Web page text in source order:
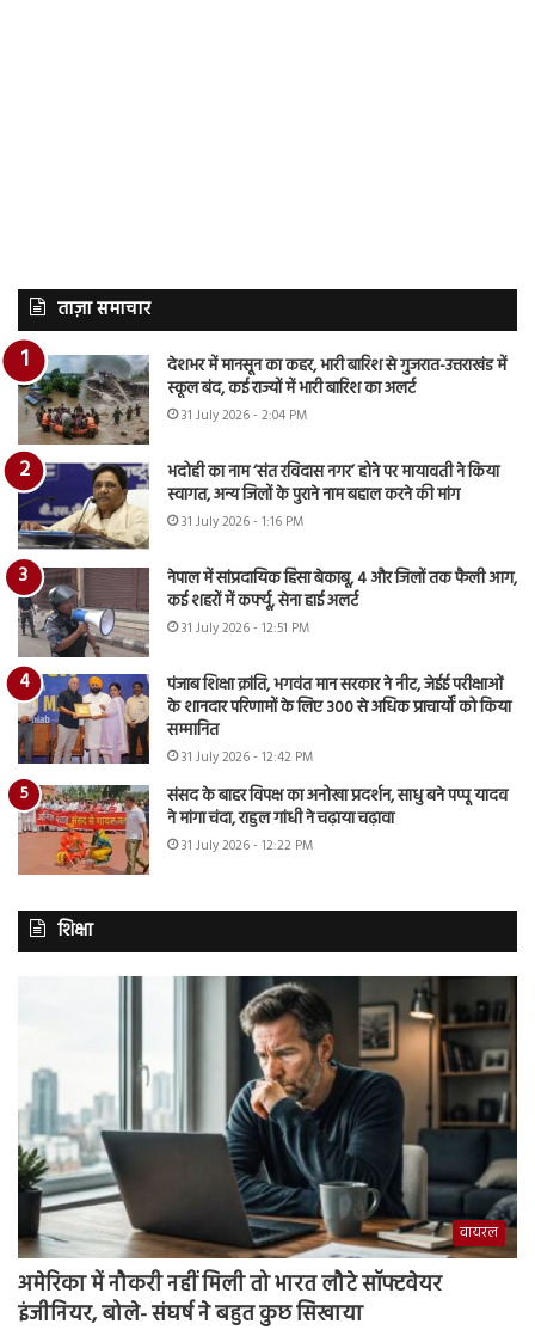
ताज़ा समाचार
देशभर में मानसून का कहर, भारी बारिश से गुजरात-उत्तराखंड में
स्कूल बंद, कई राज्यों में भारी बारिश का अलर्ट
31 July 2026 - 2:04 PM
भदोही का नाम ‘संत रविदास नगर’ होने पर मायावती ने किया
स्वागत, अन्य जिलों के पुराने नाम बहाल करने की मांग
31 July 2026 - 1:16 PM
नेपाल में सांप्रदायिक हिंसा बेकाबू, 4 और जिलों तक फैली आग,
कई शहरों में कर्फ्यू, सेना हाई अलर्ट
31 July 2026 - 12:51 PM
पंजाब शिक्षा क्रांति, भगवंत मान सरकार ने नीट, जेईई परीक्षाओं
के शानदार परिणामों के लिए 300 से अधिक प्राचार्यों को किया
सम्मानित
31 July 2026 - 12:42 PM
संसद के बाहर विपक्ष का अनोखा प्रदर्शन, साधु बने पप्पू यादव
ने मांगा चंदा, राहुल गांधी ने चढ़ाया चढ़ावा
31 July 2026 - 12:22 PM
शिक्षा
वायरल
अमेरिका में नौकरी नहीं मिली तो भारत लौटे सॉफ्टवेयर
इंजीनियर, बोले- संघर्ष ने बहुत कुछ सिखाया